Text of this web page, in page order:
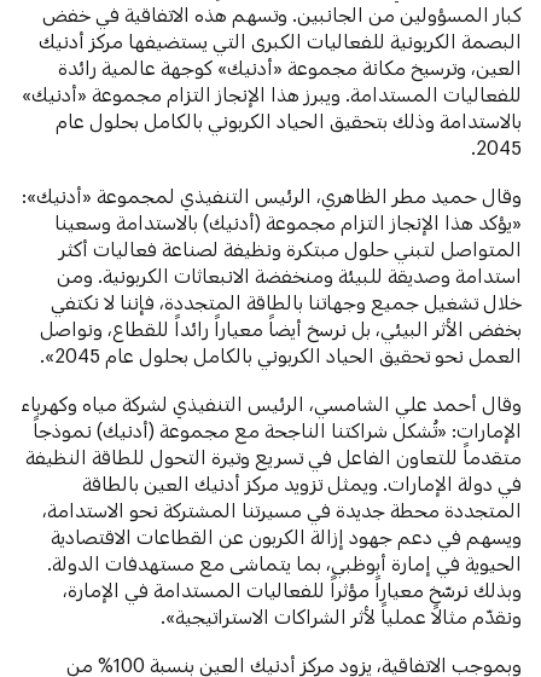
كبار المسؤولين من الجانبين. وتسهم هذه الاتفاقية في خفض
البصمة الكربونية للفعاليات الكبرى التي يستضيفها مركز أدنيك
العين، وترسيخ مكانة مجموعة «أدنيك» كوجهة عالمية رائدة
للفعاليات المستدامة. ويبرز هذا الإنجاز التزام مجموعة «أدنيك»
بالاستدامة وذلك بتحقيق الحياد الكربوني بالكامل بحلول عام
2045.
وقال حميد مطر الظاهري، الرئيس التنفيذي لمجموعة «أدنيك»:
«يؤكد هذا الإنجاز التزام مجموعة (أدنيك) بالاستدامة وسعينا
المتواصل لتبني حلول مبتكرة ونظيفة لصناعة فعاليات أكثر
استدامة وصديقة للبيئة ومنخفضة الانبعاثات الكربونية. ومن
خلال تشغيل جميع وجهاتنا بالطاقة المتجددة، فإننا لا نكتفي
بخفض الأثر البيئي، بل نرسخ أيضاً معياراً رائداً للقطاع، ونواصل
العمل نحو تحقيق الحياد الكربوني بالكامل بحلول عام 2045».
وقال أحمد علي الشامسي، الرئيس التنفيذي لشركة مياه وكهرباء
الإمارات: «تُشكل شراكتنا الناجحة مع مجموعة (أدنيك) نموذجاً
متقدماً للتعاون الفاعل في تسريع وتيرة التحول للطاقة النظيفة
في دولة الإمارات. ويمثل تزويد مركز أدنيك العين بالطاقة
المتجددة محطة جديدة في مسيرتنا المشتركة نحو الاستدامة،
ويسهم في دعم جهود إزالة الكربون عن القطاعات الاقتصادية
الحيوية في إمارة أبوظبي، بما يتماشى مع مستهدفات الدولة.
وبذلك نرسّخ معياراً مؤثراً للفعاليات المستدامة في الإمارة،
ونقدّم مثالاً عملياً لأثر الشراكات الاستراتيجية».
وبموجب الاتفاقية، يزود مركز أدنيك العين بنسبة 100% من